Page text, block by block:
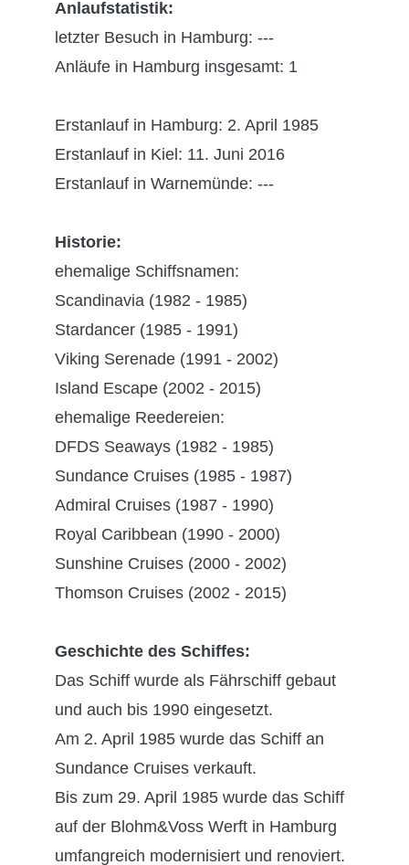
Anlaufstatistik:
letzter Besuch in Hamburg: ---
Anläufe in Hamburg insgesamt: 1
Erstanlauf in Hamburg: 2. April 1985
Erstanlauf in Kiel: 11. Juni 2016
Erstanlauf in Warnemünde: ---
Historie:
ehemalige Schiffsnamen:
Scandinavia (1982 - 1985)
Stardancer (1985 - 1991)
Viking Serenade (1991 - 2002)
Island Escape (2002 - 2015)
ehemalige Reedereien:
DFDS Seaways (1982 - 1985)
Sundance Cruises (1985 - 1987)
Admiral Cruises (1987 - 1990)
Royal Caribbean (1990 - 2000)
Sunshine Cruises (2000 - 2002)
Thomson Cruises (2002 - 2015)
Geschichte des Schiffes:
Das Schiff wurde als Fährschiff gebaut
und auch bis 1990 eingesetzt.
Am 2. April 1985 wurde das Schiff an
Sundance Cruises verkauft.
Bis zum 29. April 1985 wurde das Schiff
auf der Blohm&Voss Werft in Hamburg
umfangreich modernisiert und renoviert.